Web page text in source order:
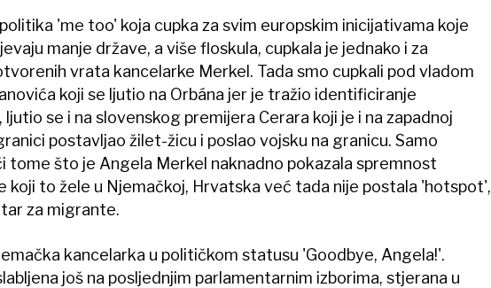
politika 'me too' koja cupka za svim europskim inicijativama koje
manje države, a više floskula, cupkala je jednako i za
vrata kancelarke Merkel. Tada smo cupkali pod vladom
koji se ljutio na Orbána jer je tražio identificiranje
se i na slovenskog premijera Cerara koji je i na zapadnoj
postavljao žilet-žicu i poslao vojsku na granicu. Samo
tome što je Angela Merkel naknadno pokazala spremnost
koji to žele u Njemačkoj, Hrvatska već tada nije postala 'hotspot',
za migrante.
kancelarka u političkom statusu 'Goodbye, Angela!'.
još na posljednjim parlamentarnim izborima, stjerana u